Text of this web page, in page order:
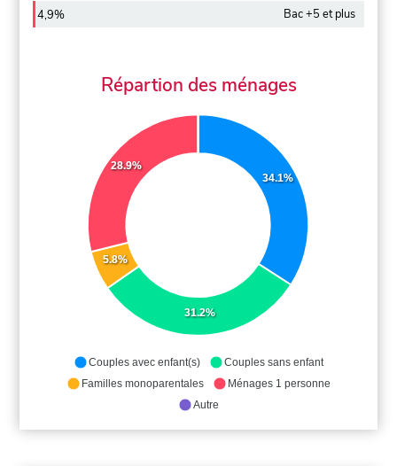
4,9% Bac +5 et plus
Répartion des ménages
34.1%
31.2%
5.8%
28.9%
Couples avec enfant(s)
Couples sans enfant
Familles monoparentales
Ménages 1 personne
Autre